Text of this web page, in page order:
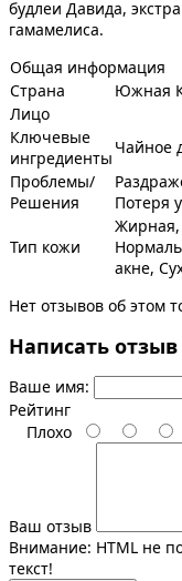
будлеи Давида,
гамамелиса.
Общая информация
Страна
Южная
Лицо
Ключевые
ингредиенты
Чайное
Проблемы/
Решения
Потеря
Тип кожи
Жирная,
акне,
Нет отзывов об этом
Написать отзыв
Ваше имя:
Рейтинг
Плохо
Ваш отзыв
Внимание: HTML не
текст!